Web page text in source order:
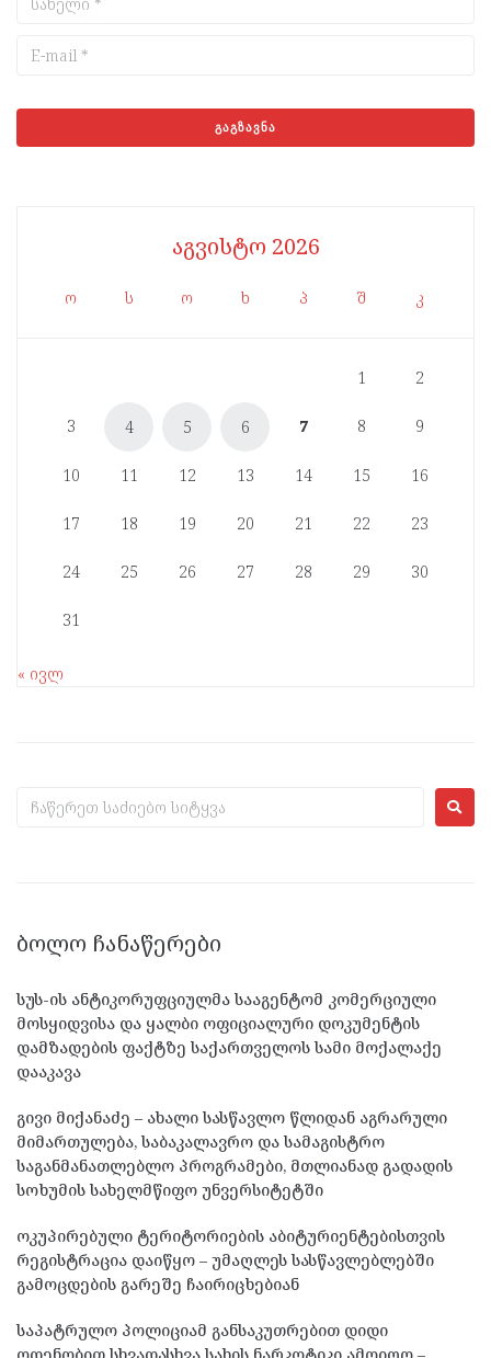
აგვისტო 2026
ო ს ო ხ პ შ კ
1 2
3 4 5 6 7 8 9
10 11 12 13 14 15 16
17 18 19 20 21 22 23
24 25 26 27 28 29 30
31
« ივლ
ᲑᲝᲚᲝ ᲩᲐᲜᲐᲬᲔᲠᲔᲑᲘ
სუს-ის ანტიკორუფციულმა სააგენტომ კომერციული
მოსყიდვისა და ყალბი ოფიციალური დოკუმენტის
დამზადების ფაქტზე საქართველოს სამი მოქალაქე
დააკავა
გივი მიქანაძე – ახალი სასწავლო წლიდან აგრარული
მიმართულება, საბაკალავრო და სამაგისტრო
საგანმანათლებლო პროგრამები, მთლიანად გადადის
სოხუმის სახელმწიფო უნვერსიტეტში
ოკუპირებული ტერიტორიების აბიტურიენტებისთვის
რეგისტრაცია დაიწყო – უმაღლეს სასწავლებლებში
გამოცდების გარეშე ჩაირიცხებიან
საპატრულო პოლიციამ განსაკუთრებით დიდი